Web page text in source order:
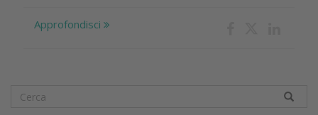
Approfondisci